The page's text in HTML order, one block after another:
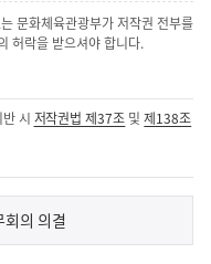
문화체육관광부가 저작권 전부를
허락을 받으셔야 합니다.
시 저작권법 제37조 및제138조
의 의결